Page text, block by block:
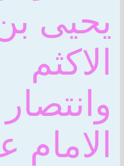
يحيى
الاكثم
وانتصار
الامام